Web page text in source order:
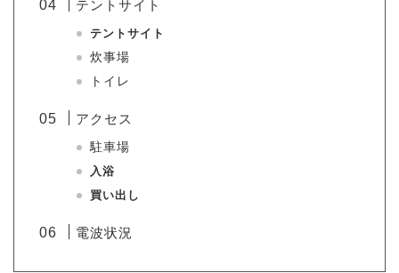
テントサイト
テントサイト
炊事場
トイレ
アクセス
駐車場
入浴
買い出し
電波状況